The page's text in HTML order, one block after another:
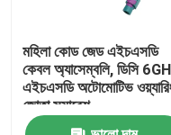
মহিলা কোড জেড এইচএসডি
কেবল অ্যাসেম্বলি, ডিসি
এইচএসডি অটোমোটিভ
জোতা সমাবেশ